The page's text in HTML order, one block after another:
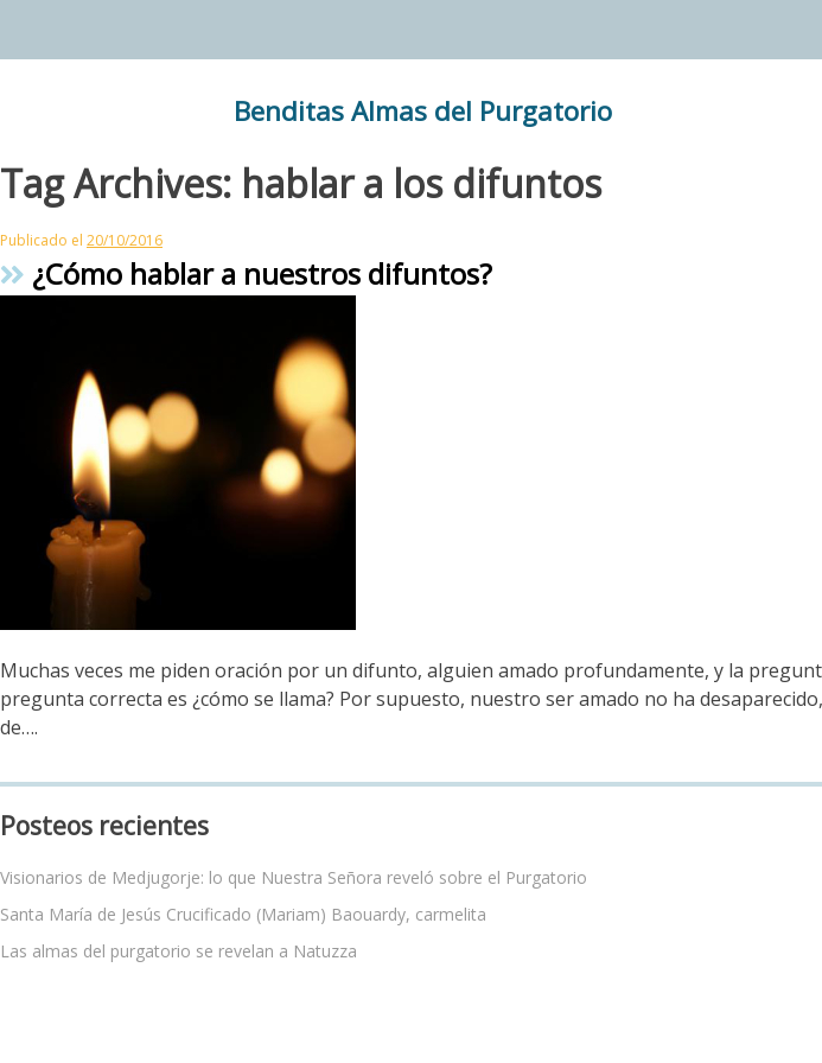
Benditas Almas del Purgatorio
Tag Archives: hablar a los difuntos
Publicado el 20/10/2016
¿Cómo hablar a nuestros difuntos?
Muchas veces me piden oración por un difunto, alguien amado profundamente, y la
pregunta correcta es ¿cómo se llama? Por supuesto, nuestro ser amado no ha
de….
Posteos recientes
Visionarios de Medjugorje: lo que Nuestra Señora reveló sobre el Purgatorio
Santa María de Jesús Crucificado (Mariam) Baouardy, carmelita
Las almas del purgatorio se revelan a Natuzza